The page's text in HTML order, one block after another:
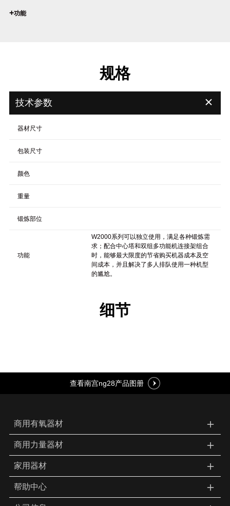
`
+功能
规格
技术参数 ＋
器材尺寸
包装尺寸
颜色
重量
锻炼部位
功能
W2000系列可以独立使用，满足各种锻炼需
求；配合中心塔和双组多功能机连接架组合
时，能够最大限度的节省购买机器成本及空
间成本，并且解决了多人排队使用一种机型
的尴尬。
细节
查看南宫ng28产品图册
商用有氧器材 ＋
商用力量器材 ＋
家用器材 ＋
帮助中心 ＋